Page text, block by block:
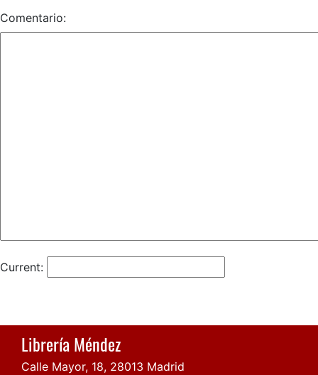
Comentario:
Current:
Librería Méndez
Calle Mayor, 18, 28013 Madrid